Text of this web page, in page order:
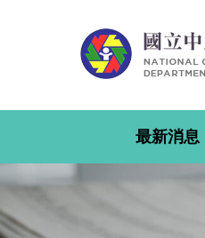
最新消息